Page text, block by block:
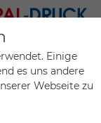
Fr. 09:00-17:00
+49 (0)711 55 75 25
Einige
es uns andere
Webseite zu